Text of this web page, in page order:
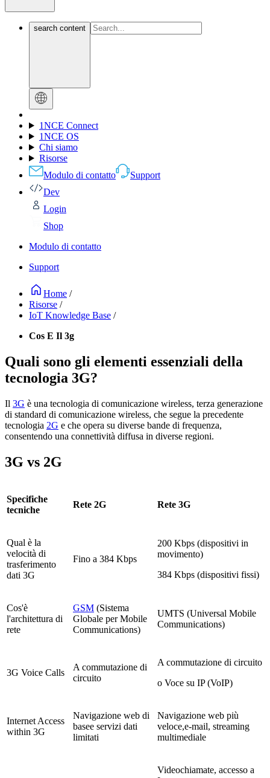
search content
1NCE Connect
1NCE OS
Chi siamo
Risorse
Modulo di contatto
Support
Dev
Login
Shop
Modulo di contatto
Support
Home /
Risorse /
IoT Knowledge Base /
Cos E Il 3g
Quali sono gli elementi essenziali della
tecnologia 3G?
Il 3G è una tecnologia di comunicazione wireless, terza generazione
di standard di comunicazione wireless, che segue la precedente
tecnologia 2G e che opera su diverse bande di frequenza,
consentendo una connettività diffusa in diverse regioni.
3G vs 2G
Specifiche
tecniche
Rete 2G Rete 3G
Qual è la
velocità di
trasferimento
dati 3G
Fino a 384 Kbps
200 Kbps (dispositivi in
movimento)
384 Kbps (dispositivi fissi)
Cos'è
l'architettura di
rete
GSM (Sistema
Globale per Mobile
Communications)
UMTS (Universal Mobile
Communications)
3G Voice Calls
A commutazione di
circuito
A commutazione di circuito
o Voce su IP (VoIP)
Internet Access
within 3G
Navigazione web di
basee servizi dati
limitati
Navigazione web più
veloce,e-mail, streaming
multimediale
Videochiamate, accesso a